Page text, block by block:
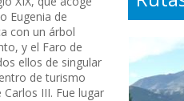
Eugenia de
con un árbol
y el Faro de
ellos de singular
de turismo
III. Fue lugar